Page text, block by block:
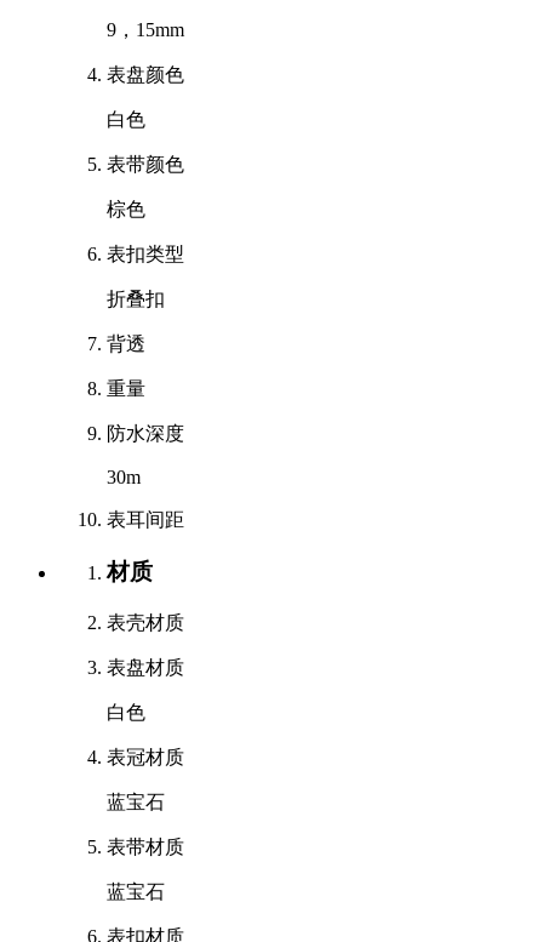
9，15mm
表盘颜色
白色
表带颜色
棕色
表扣类型
折叠扣
背透
重量
防水深度
30m
表耳间距
材质
表壳材质
表盘材质
白色
表冠材质
蓝宝石
表带材质
蓝宝石
表扣材质